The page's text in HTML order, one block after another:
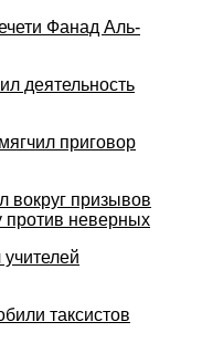
Фанад Аль-
деятельность
приговор
вокруг призывов
против неверных
таксистов